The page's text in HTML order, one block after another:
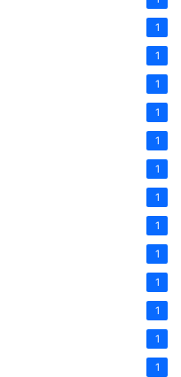
1
1
1
1
1
1
1
1
1
1
1
1
1